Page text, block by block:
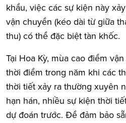
khẩu, việc các sự kiện này
vận chuyển (kéo dài từ giữa
thu) có thể đặc biệt tàn khốc.
Tại Hoa Kỳ, mùa cao điểm
thời điểm trong năm khi các
thời tiết xảy ra thường xuyên
hạn hán, nhiều sự kiện thời
dự đoán trước. Để đảm bảo